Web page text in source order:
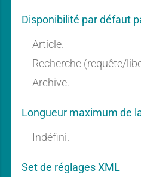
r
a
n
a
r
Disponibilité par défaut
Article.
Recherche (requête/
Archive.
Longueur maximum de
Indéfini.
Set de réglages XML